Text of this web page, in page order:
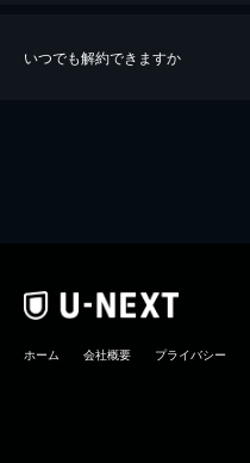
いつでも解約できますか
ホーム 会社概要 プライバシー